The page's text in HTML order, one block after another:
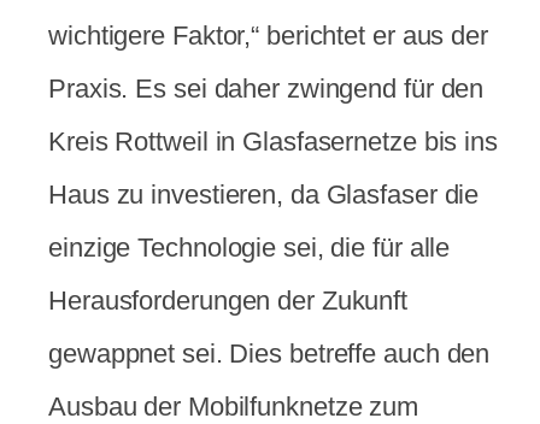
wichtigere Faktor,“ berichtet er aus der
Praxis. Es sei daher zwingend für den
Kreis Rottweil in Glasfasernetze bis ins
Haus zu investieren, da Glasfaser die
einzige Technologie sei, die für alle
Herausforderungen der Zukunft
gewappnet sei. Dies betreffe auch den
Ausbau der Mobilfunknetze zum